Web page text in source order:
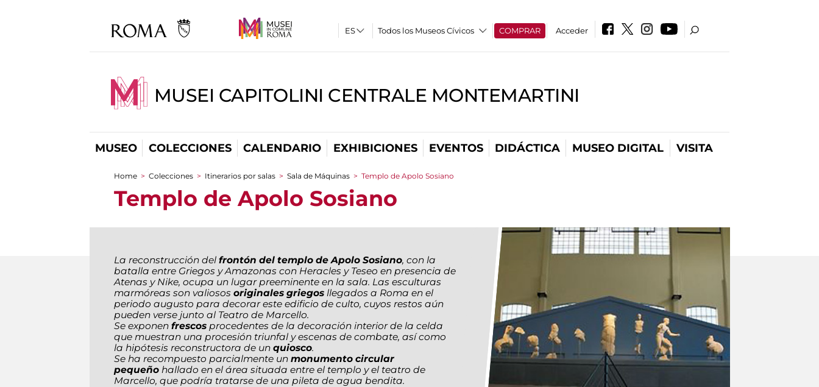
Todos los Museos Cívicos COMPRAR Acceder
MUSEI CAPITOLINI CENTRALE MONTEMARTINI
MUSEO COLECCIONES CALENDARIO EXHIBICIONES EVENTOS DIDÁCTICA MUSEO DIGITAL VISITA
You are here
Home > Colecciones > Itinerarios por salas > Sala de Máquinas > Templo de Apolo Sosiano
Templo de Apolo Sosiano
La reconstrucción del frontón del templo de Apolo Sosiano, con la
batalla entre Griegos y Amazonas con Heracles y Teseo en presencia de
Atenas y Nike, ocupa un lugar preeminente en la sala. Las esculturas
marmóreas son valiosos originales griegos llegados a Roma en el
periodo augusto para decorar este edificio de culto, cuyos restos aún
pueden verse junto al Teatro de Marcello.
Se exponen frescos procedentes de la decoración interior de la celda
que muestran una procesión triunfal y escenas de combate, así como
la hipótesis reconstructora de un quiosco.
Se ha recompuesto parcialmente un monumento circular
pequeño hallado en el área situada entre el templo y el teatro de
Marcello, que podría tratarse de una pileta de agua bendita.